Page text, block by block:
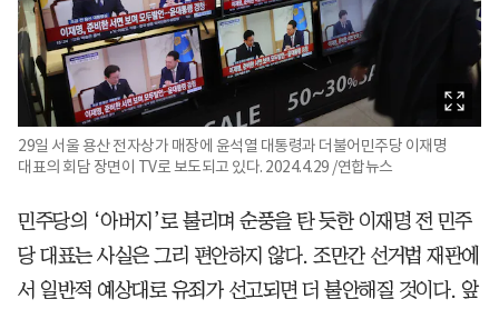
29일 서울 용산 전자상가 매장에 윤석열 대통령과 더불어민주당 이재명
대표의 회담 장면이 TV로 보도되고 있다. 2024.4.29 /연합뉴스
민주당의 ‘아버지’로 불리며 순풍을 탄 듯한 이재명 전 민주
당 대표는 사실은 그리 편안하지 않다. 조만간 선거법 재판에
서 일반적 예상대로 유죄가 선고되면 더 불안해질 것이다. 앞